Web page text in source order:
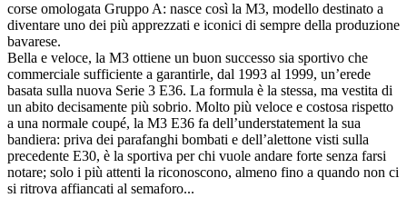
corse omologata Gruppo A: nasce così la M3, modello destinato a
diventare uno dei più apprezzati e iconici di sempre della produzione
bavarese.
Bella e veloce, la M3 ottiene un buon successo sia sportivo che
commerciale sufficiente a garantirle, dal 1993 al 1999, un’erede
basata sulla nuova Serie 3 E36. La formula è la stessa, ma vestita di
un abito decisamente più sobrio. Molto più veloce e costosa rispetto
a una normale coupé, la M3 E36 fa dell’understatement la sua
bandiera: priva dei parafanghi bombati e dell’alettone visti sulla
precedente E30, è la sportiva per chi vuole andare forte senza farsi
notare; solo i più attenti la riconoscono, almeno fino a quando non ci
si ritrova affiancati al semaforo...